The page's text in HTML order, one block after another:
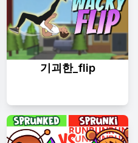
기괴한_flip